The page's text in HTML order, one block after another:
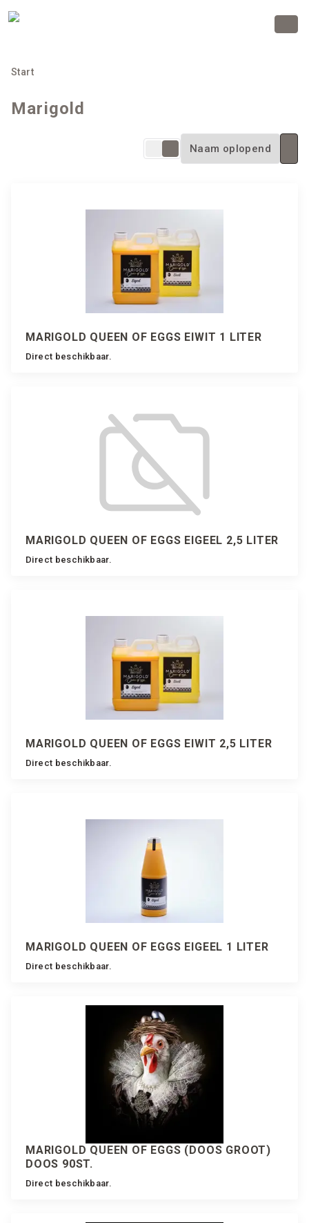
Start
Marigold
MARIGOLD QUEEN OF EGGS EIWIT 1 LITER
Direct beschikbaar.
MARIGOLD QUEEN OF EGGS EIGEEL 2,5 LITER
Direct beschikbaar.
MARIGOLD QUEEN OF EGGS EIWIT 2,5 LITER
Direct beschikbaar.
MARIGOLD QUEEN OF EGGS EIGEEL 1 LITER
Direct beschikbaar.
MARIGOLD QUEEN OF EGGS (DOOS GROOT)
DOOS 90ST.
Direct beschikbaar.